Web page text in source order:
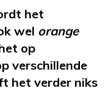
het
wel orange
op
verschillende
het verder niks